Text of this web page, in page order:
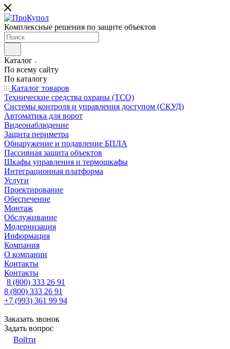
Комплексные решения по защите объектов
Каталог
По всему сайту
По каталогу
Каталог товаров
Технические средства охраны (ТСО)
Системы контроля и управления доступом (СКУД)
Автоматика для ворот
Видеонаблюдение
Защита периметра
Обнаружение и подавление БПЛА
Пассивная защита объектов
Шкафы управления и термошкафы
Интеграционная платформа
Услуги
Проектирование
Обеспечение
Монтаж
Обслуживание
Модернизация
Информация
Компания
О компании
Контакты
Контакты
8 (800) 333 26 91
8 (800) 333 26 91
+7 (993) 361 99 94
Заказать звонок
Задать вопрос
Войти